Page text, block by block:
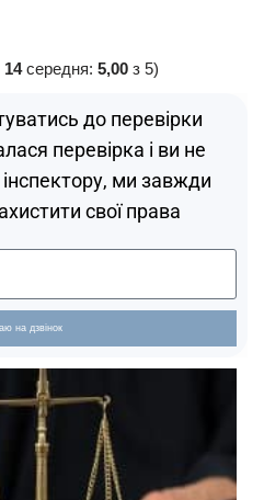
14середня: 5,00 з 5)
до перевірки
перевірка і ви не
ми завжди
свої права
на дзвінок